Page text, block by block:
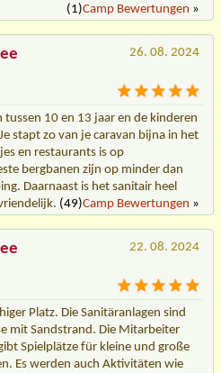
(1)Camp Bewertungen »
26. 08. 2024
10 en 13 jaar en de kinderen
stapt zo van je caravan bijna in het
en restaurants is op
bergbanen zijn op minder dan
Daarnaast is het sanitair heel
(49)Camp Bewertungen »
22. 08. 2024
Platz. Die Sanitäranlagen sind
mit Sandstrand. Die Mitarbeiter
Spielplätze für kleine und große
Es werden auch Aktivitäten wie